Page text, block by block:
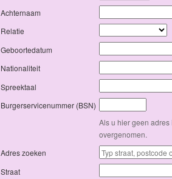
Achternaam
Relatie
Geboortedatum
Nationaliteit
Spreektaal
Burgerservicenummer (BSN)
Als u hier geen
overgenomen.
Adres zoeken
Straat